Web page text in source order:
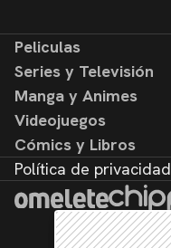
Peliculas
Noticias
Reseñas
Series y Televisión
Noticias
Reseñas
Manga y Animes
Noticias
Reseñas
Videojuegos
Noticias
Reseñas
Cómics y Libros
Noticias
Reseñas
Política de privacidad